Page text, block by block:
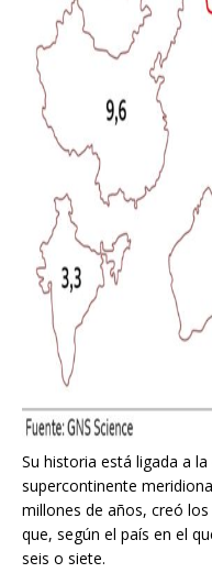
Su historia está ligada a
supercontinente
millones de años, creó
que, según el país en el
seis o siete.